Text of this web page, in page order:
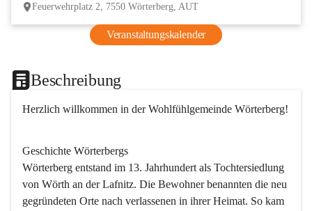
Feuerwehrplatz 2, 7550 Wörterberg, AUT
Veranstaltungskalender
Beschreibung
Herzlich willkommen in der Wohlfühlgemeinde Wörterberg!
Geschichte Wörterbergs
Wörterberg entstand im 13. Jahrhundert als Tochtersiedlung
von Wörth an der Lafnitz. Die Bewohner benannten die neu
gegründeten Orte nach verlassenen in ihrer Heimat. So kam